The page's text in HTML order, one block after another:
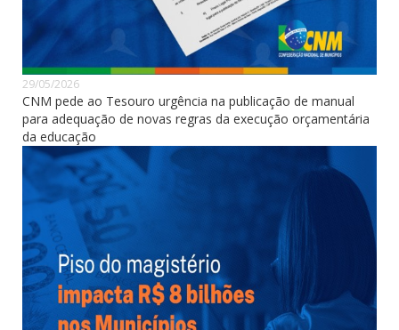
29/05/2026
CNM pede ao Tesouro urgência na publicação de manual
para adequação de novas regras da execução orçamentária
da educação